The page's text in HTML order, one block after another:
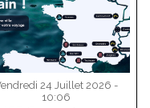
24 Juillet 2026 -
10:06